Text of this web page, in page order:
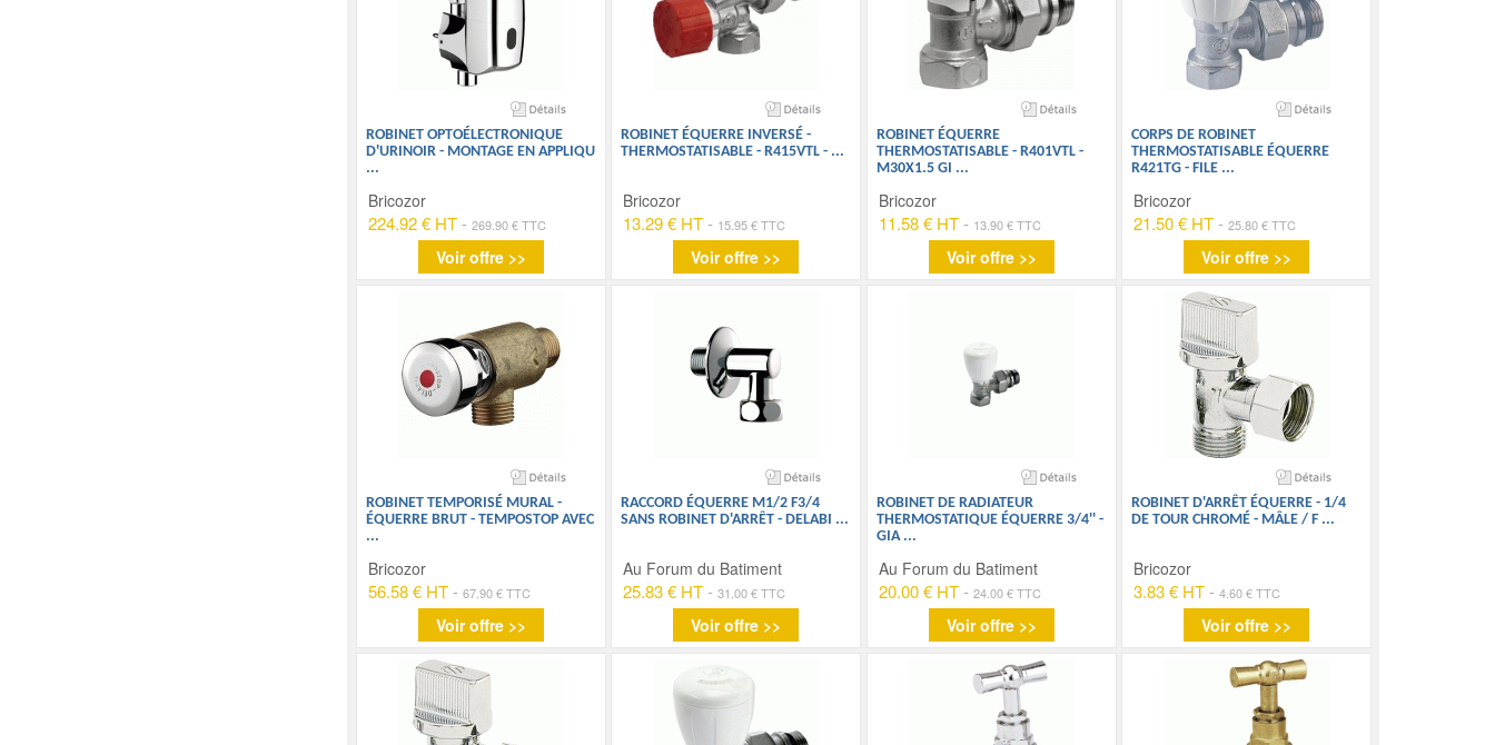
ROBINET OPTOÉLECTRONIQUE
D'URINOIR - MONTAGE EN APPLIQU
...
Bricozor
224.92 € HT - 269.90 € TTC
Voir offre >>
ROBINET ÉQUERRE INVERSÉ -
THERMOSTATISABLE - R415VTL - ...
Bricozor
13.29 € HT- 15.95 € TTC
Voir offre >>
ROBINET ÉQUERRE
THERMOSTATISABLE - R401VTL -
M30X1.5 GI ...
Bricozor
11.58 € HT - 13.90 € TTC
Voir offre >>
CORPS DE ROBINET
THERMOSTATISABLE ÉQUERRE
R421TG - FILE ...
Bricozor
21.50 € HT-25.80 € TTC
Voir offre >>
ROBINET TEMPORISÉ MURAL -
ÉQUERRE BRUT - TEMPOSTOP AVEC
...
Bricozor
56.58 € HT - 67.90 € TTC
Voir offre >>
RACCORD ÉQUERRE M1/2 F3/4
SANS ROBINET D'ARRÊT - DELABI ...
Au Forum du Batiment
25.83 € HT-31.00 € TTC
Voir offre >>
ROBINET DE RADIATEUR
THERMOSTATIQUE ÉQUERRE 3/4'' -
GIA ...
Au Forum du Batiment
20.00 € HT - 24.00 € TTC
Voir offre >>
ROBINET D'ARRÊT ÉQUERRE - 1/4
DE TOUR CHROMÉ - MÂLE / F ...
Bricozor
3.83 € HT-4.60 € TTC
Voir offre >>